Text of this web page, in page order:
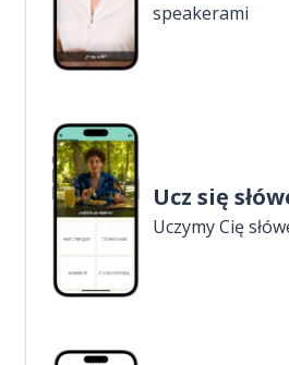
speakerami
Ucz się
Uczymy Cię